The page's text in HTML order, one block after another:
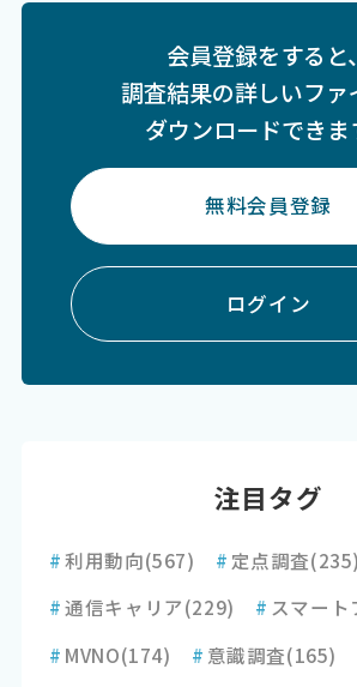
会員登録をすると、
調査結果の詳しいファ
ダウンロードできま
無料会員登録
ログイン
注目タグ
#利用動向(567) # 定点調査(235)
#通信キャリア(229) # スマート
# MVNO(174) # 意識調査(165)